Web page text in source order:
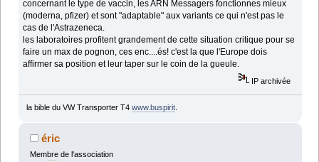
concernant le type de vaccin, les ARN Messagers fonctionnes mieux
(moderna, pfizer) et sont "adaptable" aux variants ce qui n'est pas le
cas de l'Astrazeneca.
les laboratoires profitent grandement de cette situation critique pour se
faire un max de pognon, ces enc....és! c'est la que l'Europe dois
affirmer sa position et leur taper sur le coin de la gueule.
IP archivée
la bible du VW Transporter T4 www.buspirit.
éric
Membre de l'association